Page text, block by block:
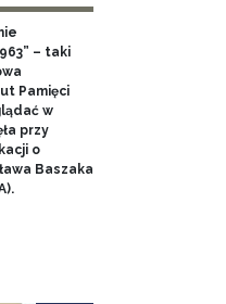
– taki
Pamięci
w
przy
o
Baszaka